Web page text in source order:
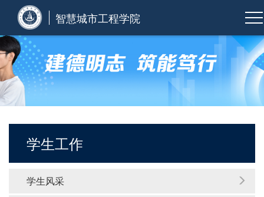
智慧城市工程学院
学生工作
学生风采